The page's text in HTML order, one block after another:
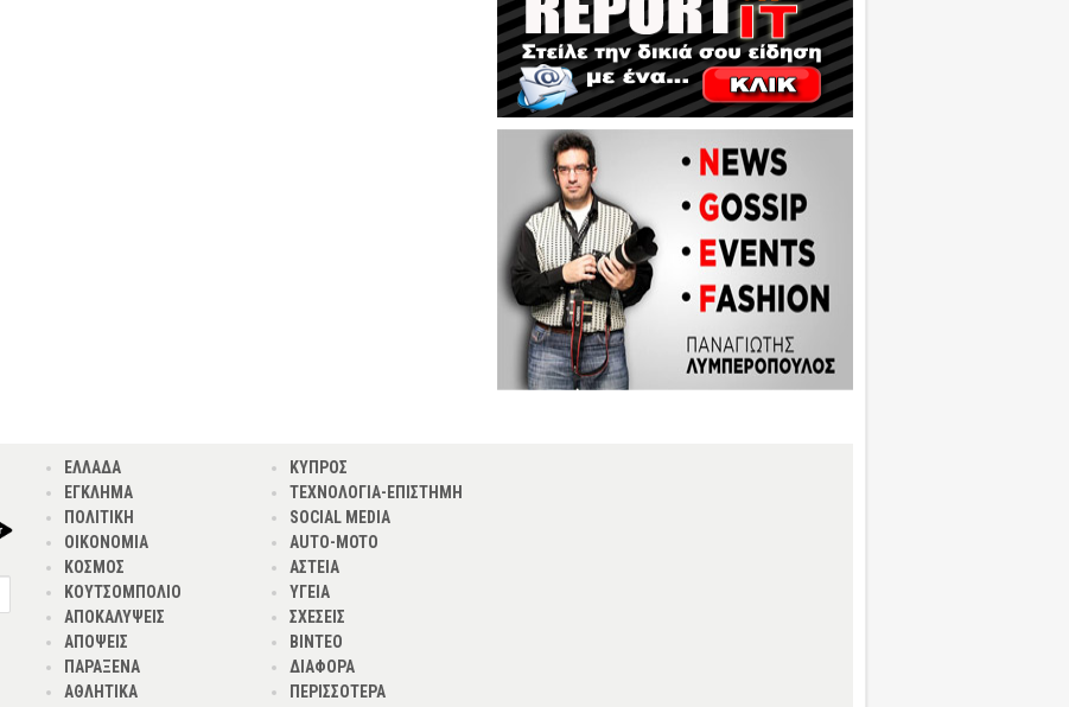
ΕΛΛΑΔΑ
ΕΓΚΛΗΜΑ
ΠΟΛΙΤΙΚΗ
ΟΙΚΟΝΟΜΙΑ
ΚΟΣΜΟΣ
ΚΟΥΤΣΟΜΠΟΛΙΟ
ΑΠΟΚΑΛΥΨΕΙΣ
ΑΠΟΨΕΙΣ
ΠΑΡΑΞΕΝΑ
ΑΘΛΗΤΙΚΑ
ΚΥΠΡΟΣ
ΤΕΧΝΟΛΟΓΙΑ-ΕΠΙΣΤΗΜΗ
SOCIAL MEDIA
AUTO-MOTO
ΑΣΤΕΙΑ
ΥΓΕΙΑ
ΣΧΕΣΕΙΣ
ΒΙΝΤΕΟ
ΔΙΑΦΟΡΑ
ΠΕΡΙΣΣΟΤΕΡΑ